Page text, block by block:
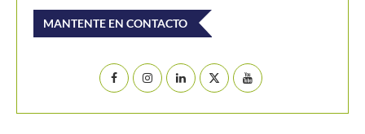
MANTENTE EN CONTACTO